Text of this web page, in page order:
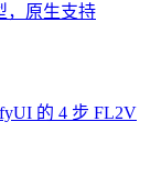
，原生支持
的 4 步 FL2V